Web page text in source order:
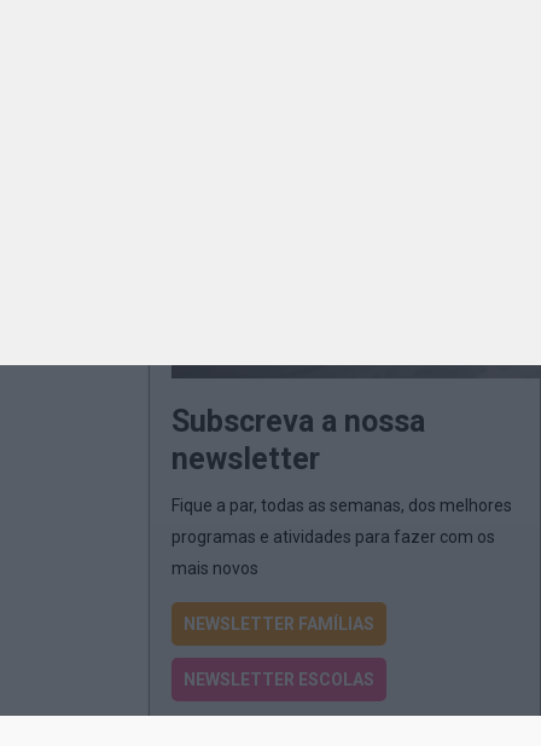
Subscreva a nossa
newsletter
Fique a par, todas as semanas, dos melhores
programas e atividades para fazer com os
mais novos
NEWSLETTER FAMÍLIAS
NEWSLETTER ESCOLAS